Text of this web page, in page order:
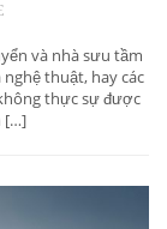
và nhà sưu tầm
thuật, hay các
thực sự được
[…]